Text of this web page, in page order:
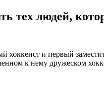
людей,
и первый
к нему дружеском